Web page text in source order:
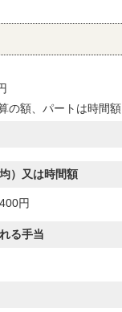
の額、パートは時間額
）又は時間額
円
る手当